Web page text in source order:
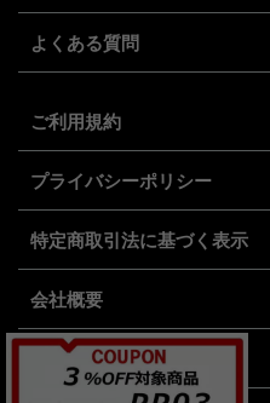
よくある質問
ご利用規約
プライバシーポリシー
特定商取引法に基づく表示
会社概要
採用情報